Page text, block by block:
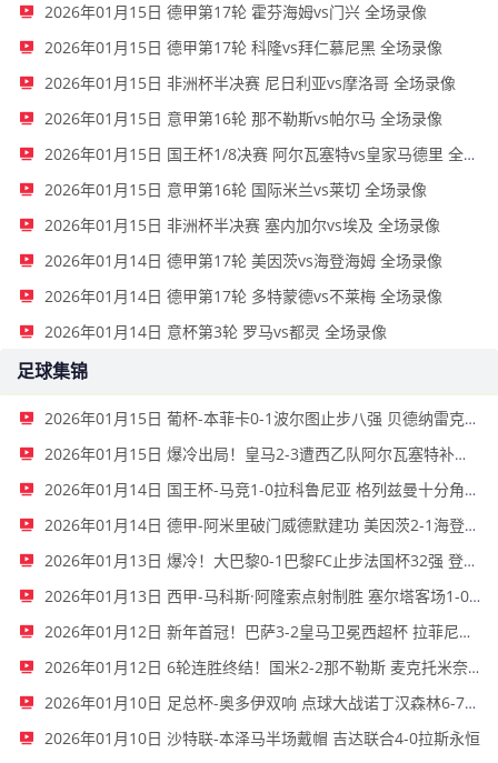
2026年01月15日 德甲第17轮 霍芬海姆vs门兴 全场录像
2026年01月15日 德甲第17轮 科隆vs拜仁慕尼黑 全场录像
2026年01月15日 非洲杯半决赛 尼日利亚vs摩洛哥 全场录像
2026年01月15日 意甲第16轮 那不勒斯vs帕尔马 全场录像
2026年01月15日 国王杯1/8决赛 阿尔瓦塞特vs皇家马德里 全场录像
2026年01月15日 意甲第16轮 国际米兰vs莱切 全场录像
2026年01月15日 非洲杯半决赛 塞内加尔vs埃及 全场录像
2026年01月14日 德甲第17轮 美因茨vs海登海姆 全场录像
2026年01月14日 德甲第17轮 多特蒙德vs不莱梅 全场录像
2026年01月14日 意杯第3轮 罗马vs都灵 全场录像
足球集锦
2026年01月15日 葡杯-本菲卡0-1波尔图止步八强 贝德纳雷克制胜帕夫利季斯失良机
2026年01月15日 爆冷出局！皇马2-3遭西乙队阿尔瓦塞特补时绝杀 无缘国王杯8强
2026年01月14日 国王杯-马竞1-0拉科鲁尼亚 格列兹曼十分角任意球破门+远射中横梁
2026年01月14日 德甲-阿米里破门威德默建功 美因茨2-1海登海姆
2026年01月13日 爆冷！大巴黎0-1巴黎FC止步法国杯32强 登贝莱失单刀埃梅里中框
2026年01月13日 西甲-马科斯·阿隆索点射制胜 塞尔塔客场1-0塞维利亚
2026年01月12日 新年首冠！巴萨3-2皇马卫冕西超杯 拉菲尼亚双响维尼修斯一条龙
2026年01月12日 6轮连胜终结！国米2-2那不勒斯 麦克托米奈双响恰20点射孔蒂染红
2026年01月10日 足总杯-奥多伊双响 点球大战诺丁汉森林6-7雷克瑟姆
2026年01月10日 沙特联-本泽马半场戴帽 吉达联合4-0拉斯永恒